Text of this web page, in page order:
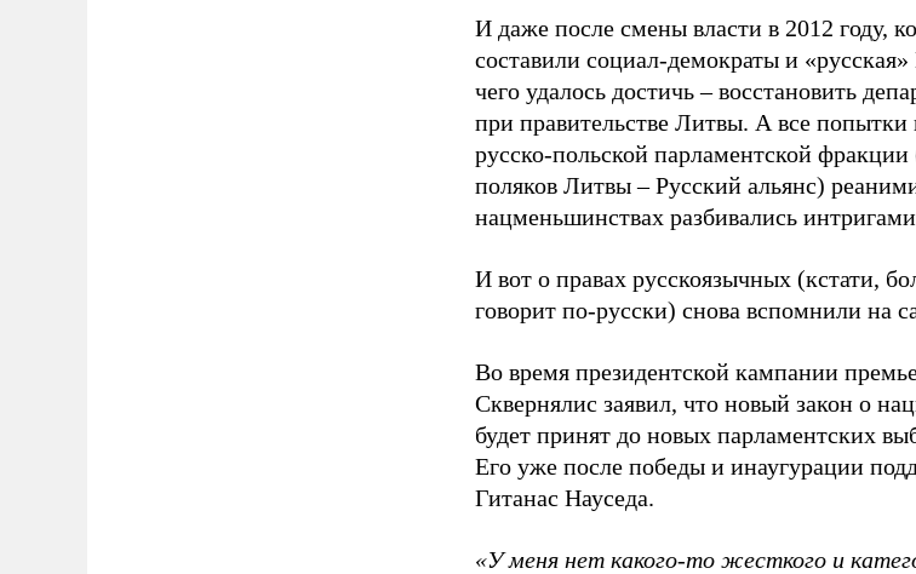
И даже после смены власти в 2012 году,
составили социал-демократы и
чего удалось достичь – восстановить
при правительстве Литвы. А все
русско-польской парламентской
поляков Литвы – Русский альянс)
нацменьшинствах разбивались
И вот о правах русскоязычных (кстати,
говорит по-русски) снова вспомнили на
Во время президентской кампании
Сквернялис заявил, что новый закон о
будет принят до новых парламентских
Его уже после победы и инаугурации
Гитанас Науседа.
«У меня нет какого-то жесткого и